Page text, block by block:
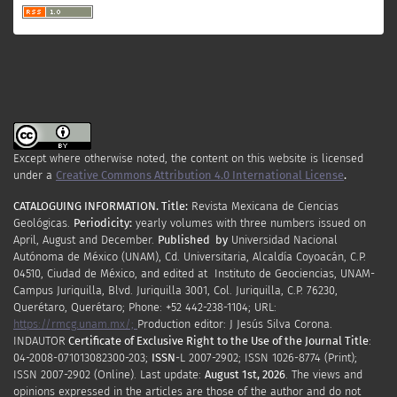
Except where otherwise noted, the content on this website is licensed
under a Creative Commons Attribution 4.0 International License.
CATALOGUING INFORMATION. Title: Revista Mexicana de Ciencias
Geológicas. Periodicity: yearly volumes with three numbers issued on
April, Augustand December. Published by Universidad Nacional
Autónoma de México (UNAM), Cd. Universitaria, Alcaldía Coyoacán, C.P.
04510, Ciudad de México, and edited at Instituto de Geociencias, UNAM-
Campus Juriquilla, Blvd. Juriquilla 3001, Col. Juriquilla, C.P. 76230,
Querétaro, Querétaro; Phone: +52 442-238-1104; URL:
https://rmcg.unam.mx/; Production editor: J Jesús Silva Corona.
INDAUTOR Certificate of Exclusive Right to the Use of the Journal Title:
04-2008-071013082300-203; ISSN-L 2007-2902; ISSN 1026-8774 (Print);
ISSN 2007-2902 (Online). Last update: August 1st, 2026. The views and
opinions expressed in the articles are those of the author and do not